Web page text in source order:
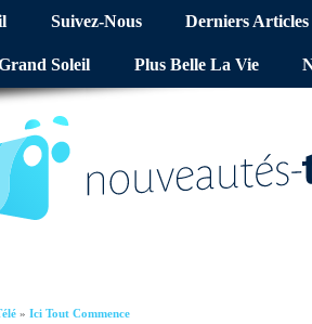
Suivez-Nous Derniers Articles
Soleil Plus Belle La Vie
» Ici Tout Commence